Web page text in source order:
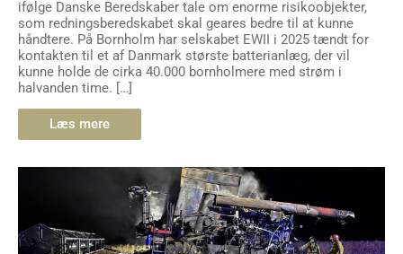
ifølge Danske Beredskaber tale om enorme risikoobjekter,
som redningsberedskabet skal geares bedre til at kunne
håndtere. På Bornholm har selskabet EWII i 2025 tændt for
kontakten til et af Danmark største batterianlæg, der vil
kunne holde de cirka 40.000 bornholmere med strøm i
halvanden time. […]
Læs mere